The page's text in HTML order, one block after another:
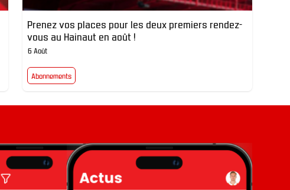
Prenez vos places pour les deux premiers rendez-
vous au Hainaut en août !
6 Août
Abonnements